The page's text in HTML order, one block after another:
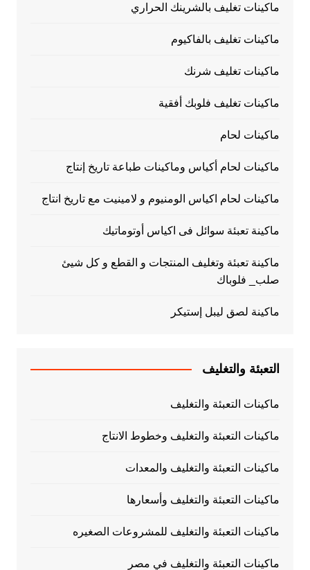
ماكينات تغليف بالشرينك الحراري
ماكينات تغليف بالفاكيوم
ماكينات تغليف شرنك
ماكينات تغليف فلوبك أفقية
ماكينات لحام
ماكينات لحام أكياس وماكينات طباعة تاريخ إنتاج
ماكينات لحام اكياس الومنيوم و لامينيت مع تاريخ انتاج
ماكينة تعبئة سوائل فى اكياس أوتوماتيك
ماكينة تعبئة وتغليف المنتجات و القطع و كل شيئ
صلب_ فلوباك
ماكينة لصق ليبل إستيكر
التعبئة والتغليف
ماكينات التعبئة والتغليف
ماكينات التعبئة والتغليف وخطوط الانتاج
ماكينات التعبئة والتغليف والمعدات
ماكينات التعبئة والتغليف وأسعارها
ماكينات التعبئة والتغليف للمشروعات الصغيره
ماكينات التعبئة والتغليف في مصر